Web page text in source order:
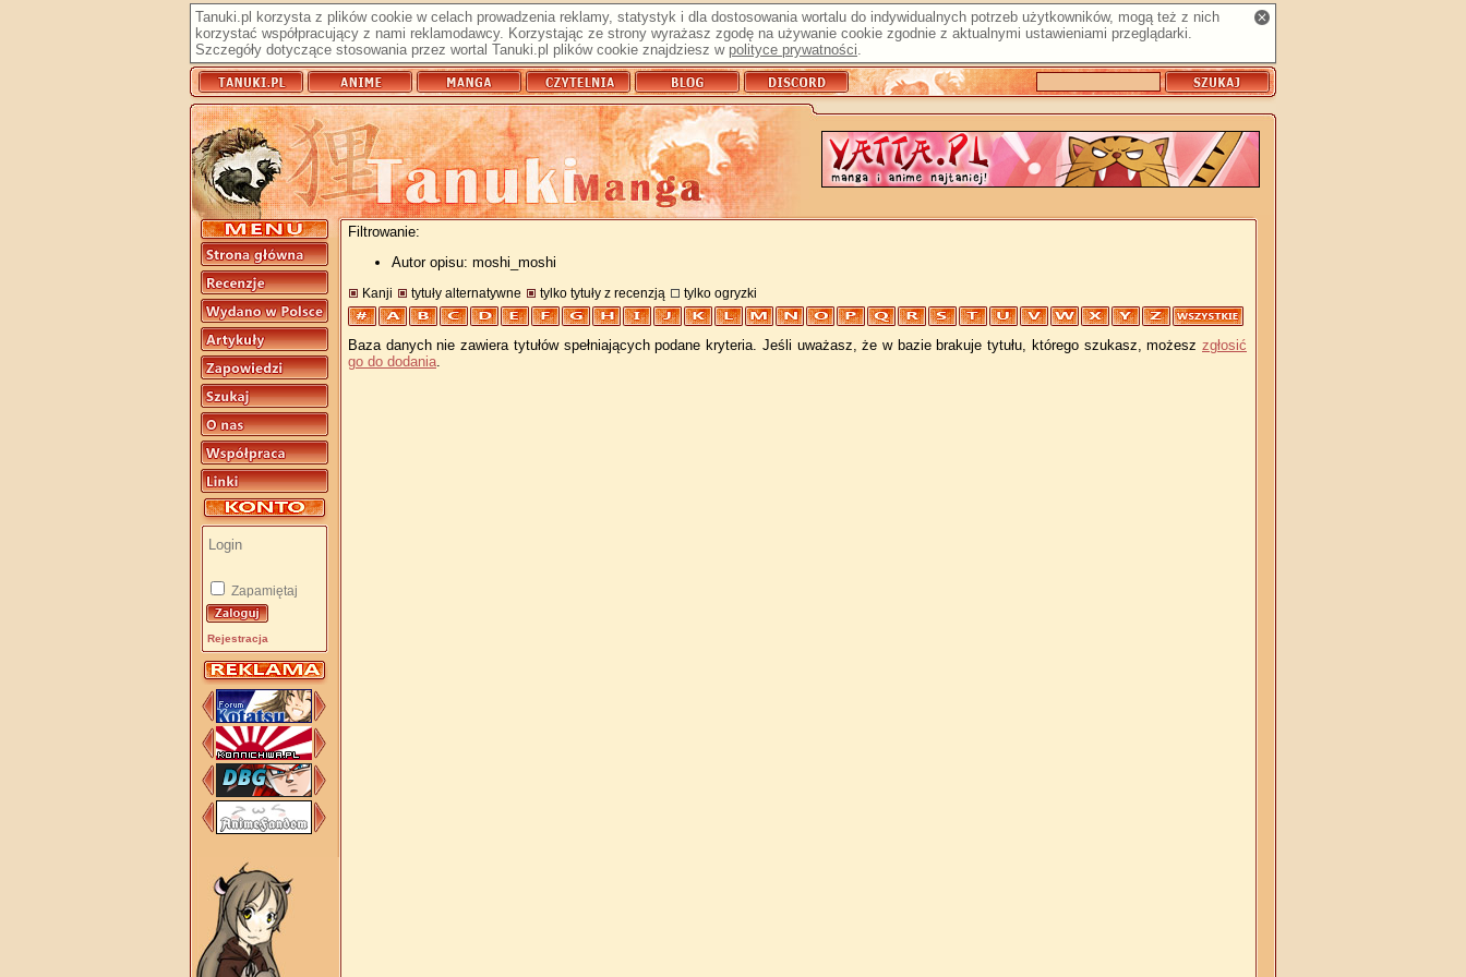
Tanuki.pl korzysta z plików cookie w celach prowadzenia reklamy, statystyk i dla dostosowania wortalu do indywidualnych potrzeb użytkowników, mogą też z nich
korzystać współpracujący z nami reklamodawcy. Korzystając ze strony wyrażasz zgodę na używanie cookie zgodnie z aktualnymi ustawieniami przeglądarki.
Szczegóły dotyczące stosowania przez wortal Tanuki.pl plików cookie znajdziesz w polityce prywatności.
Zapamiętaj
Rejestracja
Filtrowanie:
Autor opisu: moshi_moshi
Kanji tytuły alternatywne tylko tytuły z recenzją tylko ogryzki
Baza danych nie zawiera tytułów spełniających podane kryteria. Jeśli uważasz, że w bazie brakuje tytułu, którego szukasz, możesz zgłosić
go do dodania.